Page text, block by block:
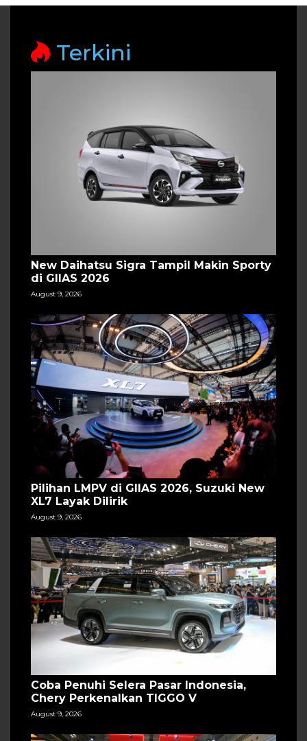
Terkini
New Daihatsu Sigra Tampil Makin Sporty
di GIIAS 2026
August 9, 2026
Pilihan LMPV di GIIAS 2026, Suzuki New
XL7 Layak Dilirik
August 9, 2026
Coba Penuhi Selera Pasar Indonesia,
Chery Perkenalkan TIGGO V
August 9, 2026